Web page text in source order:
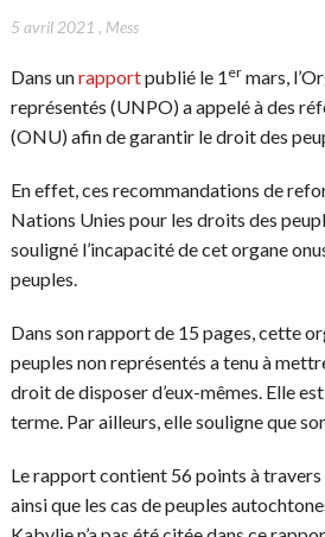
5 avril 2021 , Mess
Dans unrapportpublié le 1 er mars,
représentés (UNPO) a appelé à des
(ONU) afin de garantir le droit des
En effet, ces recommandations de
Nations Unies pour les droits des
souligné l’incapacité de cet organe
peuples.
Dans son rapport de 15 pages, cette
peuples non représentés a tenu à
droit de disposer d’eux-mêmes. Elle
terme. Par ailleurs, elle souligne que
Le rapport contient 56 points à travers
ainsi que les cas de peuples